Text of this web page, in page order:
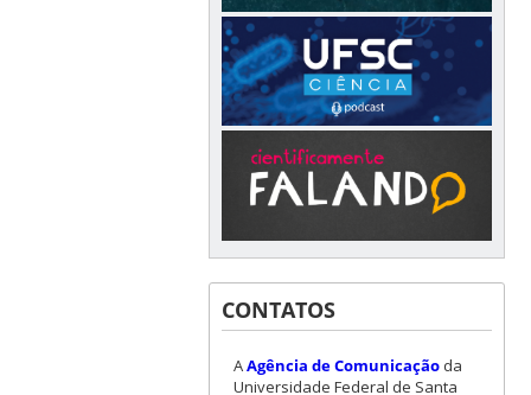
CONTATOS
AAgência de Comunicaçãoda
Universidade Federal de Santa